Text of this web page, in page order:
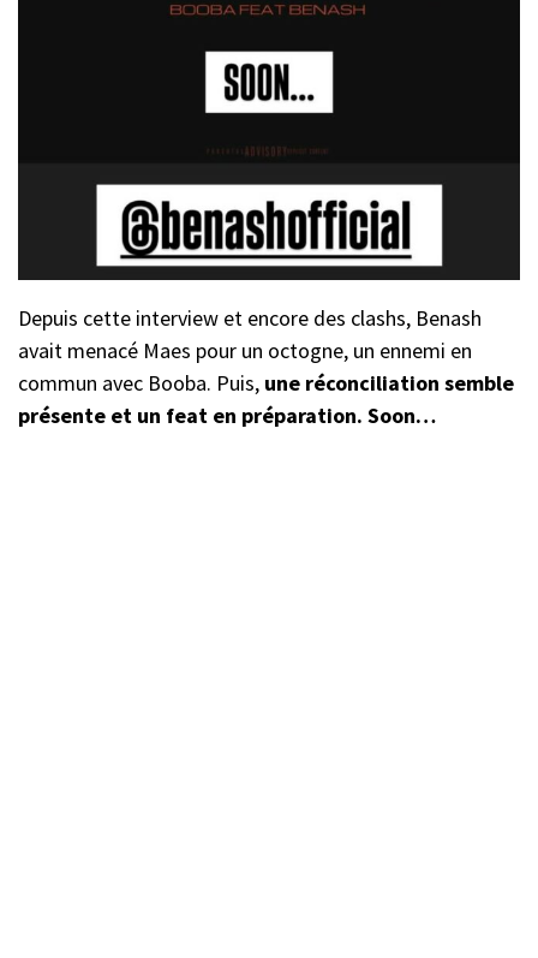
Depuis cette interview et encore des clashs, Benash
avait menacé Maes pour un octogne, un ennemi en
commun avec Booba. Puis, une réconciliation semble
présente et un feat en préparation. Soon…